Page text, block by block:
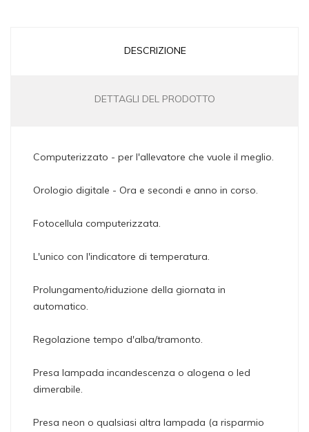
DESCRIZIONE
DETTAGLI DEL PRODOTTO
Computerizzato - per l'allevatore che vuole il meglio.
Orologio digitale - Ora e secondi e anno in corso.
Fotocellula computerizzata.
L'unico con l'indicatore di temperatura.
Prolungamento/riduzione della giornata in
automatico.
Regolazione tempo d'alba/tramonto.
Presa lampada incandescenza o alogena o led
dimerabile.
Presa neon o qualsiasi altra lampada (a risparmio